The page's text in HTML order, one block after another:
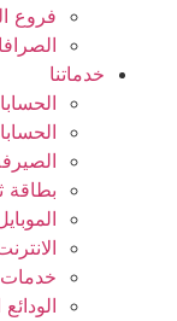
فروع المصرف
الصرافات الالية
الحسابات الجارية
الحسابات الادخارية
الصيرفة الاكترونية
بطاقة ثمرات
الموبايل المصرفي
الانترنت المصرفي
خدمات الصادر والوارد
الودائع الاستثمارية